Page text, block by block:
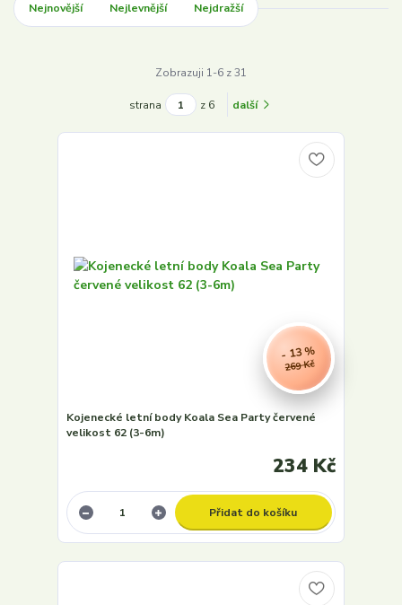
Nejnovější Nejlevnější Nejdražší
Zobrazuji 1-6 z 31
strana z 6 další
269 Kč
- 13 %
Kojenecké letní body Koala Sea Party červené
velikost 62 (3-6m)
234 Kč
Přidat do košíku